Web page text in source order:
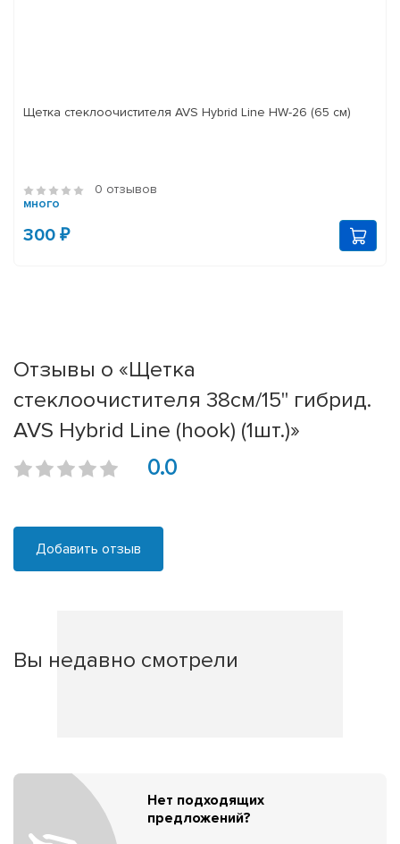
Щетка стеклоочистителя AVS Hybrid Line HW-26 (65 см)
0 отзывов
много
300 ₽
Отзывы о «Щетка
стеклоочистителя 38см/15'' гибрид.
AVS Hybrid Line (hook) (1шт.)»
0.0
Добавить отзыв
Вы недавно смотрели
Нет подходящих
предложений?